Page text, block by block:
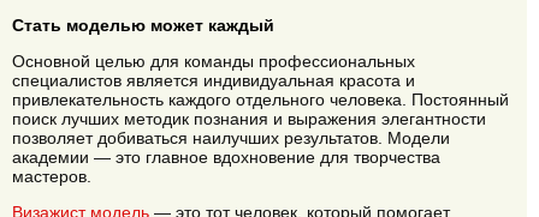
Стать моделью может каждый
Основной целью для команды профессиональных
специалистов является индивидуальная красота и
привлекательность каждого отдельного человека. Постоянный
поиск лучших методик познания и выражения элегантности
позволяет добиваться наилучших результатов. Модели
академии — это главное вдохновение для творчества
мастеров.
Визажист модель — это тот человек, который помогает